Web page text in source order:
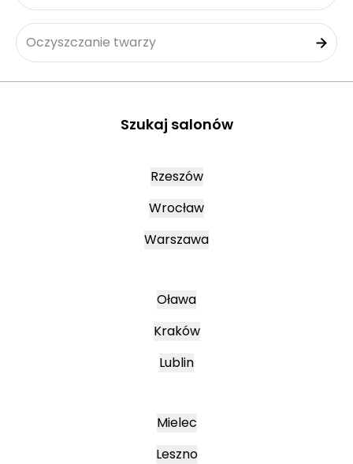
Oczyszczanie twarzy
Szukaj salonów
Rzeszów
Wrocław
Warszawa
Oława
Kraków
Lublin
Mielec
Leszno